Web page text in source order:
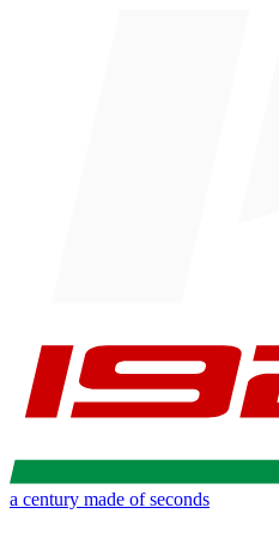
a century made of seconds